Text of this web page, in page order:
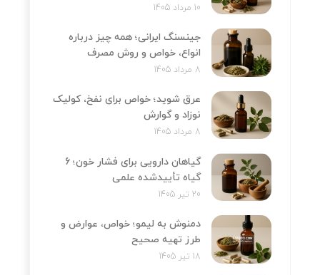
10 مرداد 1405
جینسنگ ایرانی؛ همه چیز درباره
انواع، خواص و روش مصرف
8 مرداد 1405
عرق شوید؛ خواص برای نفخ، کولیک
نوزاد و گوارش
8 مرداد 1405
گیاهان دارویی برای فشار خون؛ 6
گیاه تأییدشده علمی
20 تیر 1405
دمنوش به لیمو؛ خواص، عوارض و
طرز تهیه صحیح
18 تیر 1405